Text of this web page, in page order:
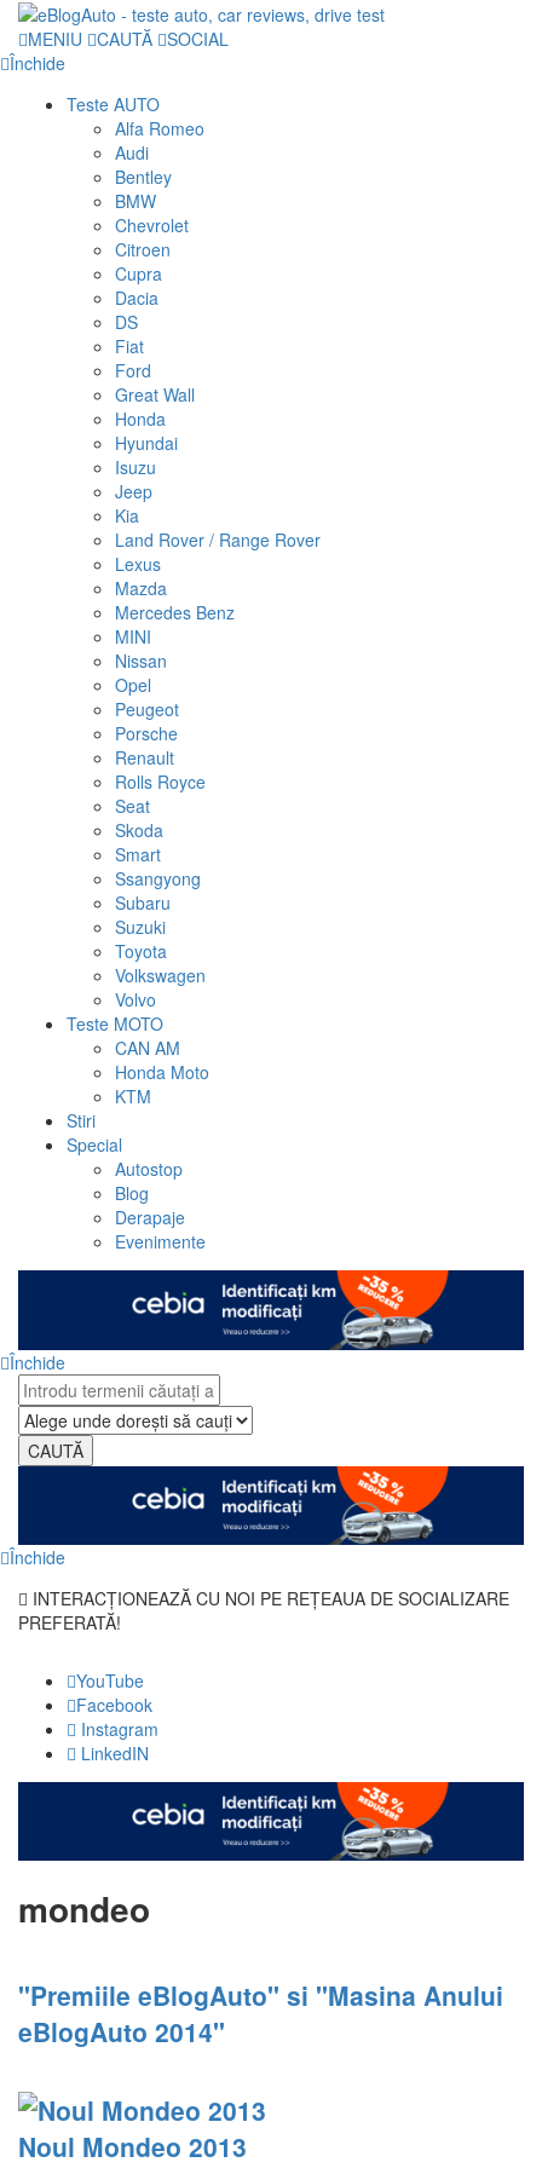
MENIU CAUTĂ SOCIAL
Închide
Teste AUTO
Alfa Romeo
Audi
Bentley
BMW
Chevrolet
Citroen
Cupra
Dacia
DS
Fiat
Ford
Great Wall
Honda
Hyundai
Isuzu
Jeep
Kia
Land Rover / Range Rover
Lexus
Mazda
Mercedes Benz
MINI
Nissan
Opel
Peugeot
Porsche
Renault
Rolls Royce
Seat
Skoda
Smart
Ssangyong
Subaru
Suzuki
Toyota
Volkswagen
Volvo
Teste MOTO
CAN AM
Honda Moto
KTM
Stiri
Special
Autostop
Blog
Derapaje
Evenimente
Închide
CAUTĂ
Închide
INTERACȚIONEAZĂ CU NOI PE REȚEAUA DE SOCIALIZARE
PREFERATĂ!
YouTube
Facebook
Instagram
LinkedIN
mondeo
"Premiile eBlogAuto" si "Masina Anului
eBlogAuto 2014"
Noul Mondeo 2013